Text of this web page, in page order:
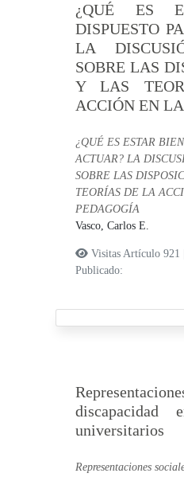
¿QUÉ ES
DISPUESTO
LA
SOBRE LAS
Y LAS
ACCIÓN EN
¿QUÉ ES ESTAR
ACTUAR? LA
SOBRE LAS
TEORÍAS DE LA
PEDAGOGÍA
Vasco, Carlos E.
Visitas Artículo
Publicado:
discapacidad
universitarios
Representaciones